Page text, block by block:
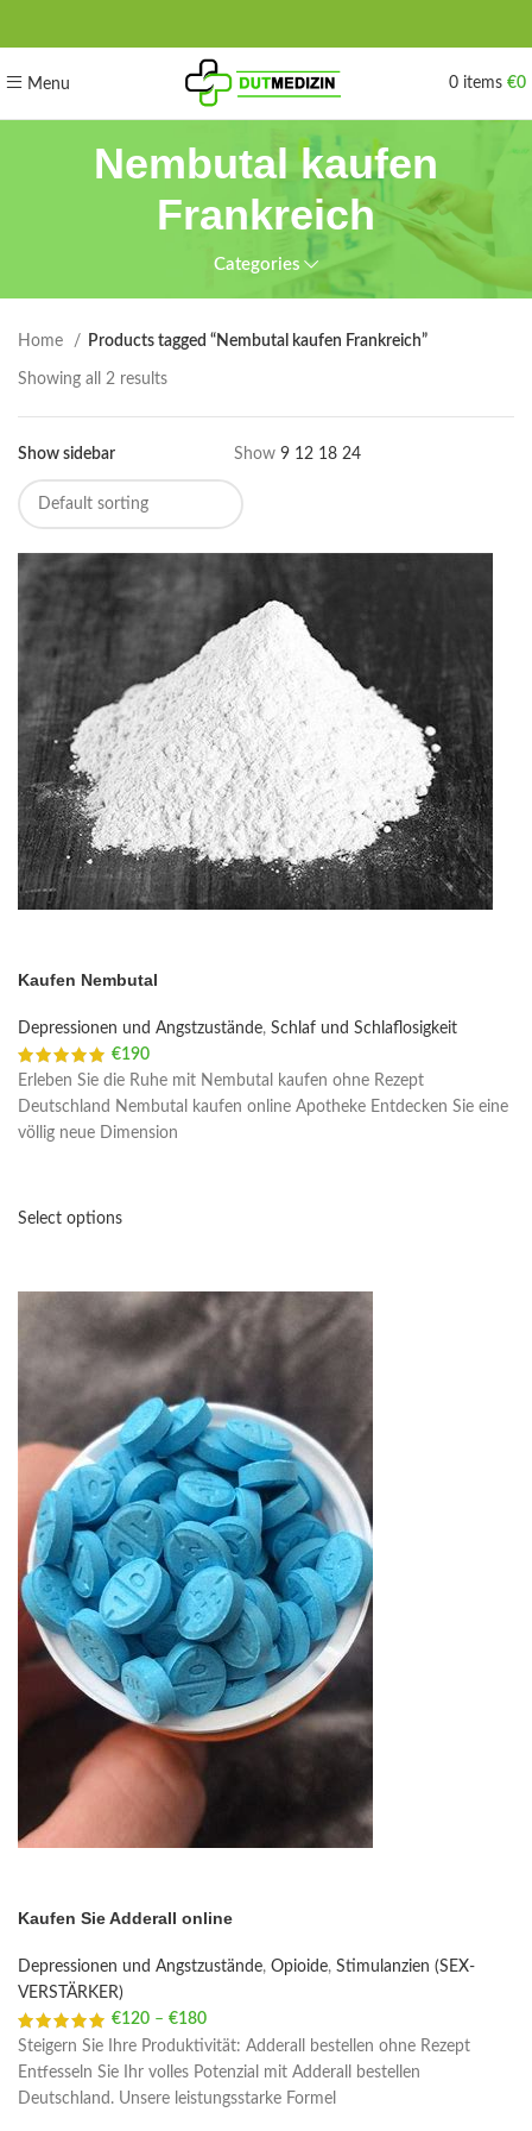
Menu 0 items €0
Nembutal kaufen
Frankreich
Categories
Home Products tagged “Nembutal kaufen Frankreich”
Showing all 2 results
Show sidebar Show 9 12 18 24
Kaufen Nembutal
Depressionen und Angstzustände, Schlaf und Schlaflosigkeit
€190
Erleben Sie die Ruhe mit Nembutal kaufen ohne Rezept
Deutschland Nembutal kaufen online Apotheke Entdecken Sie eine
völlig neue Dimension
Select options
Kaufen Sie Adderall online
Depressionen und Angstzustände, Opioide, Stimulanzien (SEX-
VERSTÄRKER)
€120 – €180
Steigern Sie Ihre Produktivität: Adderall bestellen ohne Rezept
Entfesseln Sie Ihr volles Potenzial mit Adderall bestellen
Deutschland. Unsere leistungsstarke Formel